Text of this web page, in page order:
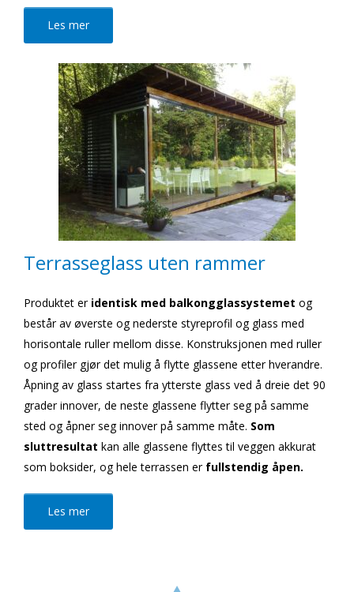
Les mer
Terrasseglass uten rammer
Produktet er identisk med balkongglassystemet og
består av øverste og nederste styreprofil og glass med
horisontale ruller mellom disse. Konstruksjonen med ruller
og profiler gjør det mulig å flytte glassene etter hverandre.
Åpning av glass startes fra ytterste glass ved å dreie det 90
grader innover, de neste glassene flytter seg på samme
sted og åpner seg innover på samme måte. Som
sluttresultat kan alle glassene flyttes til veggen akkurat
som boksider, og hele terrassen er fullstendig åpen.
Les mer